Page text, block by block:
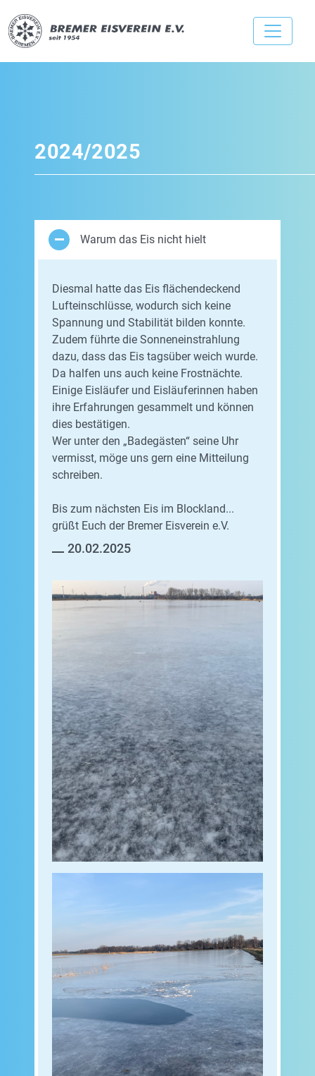
2024/2025
Warum das Eis nicht hielt
Diesmal hatte das Eis flächendeckend
Lufteinschlüsse, wodurch sich keine
Spannung und Stabilität bilden konnte.
Zudem führte die Sonneneinstrahlung
dazu, dass das Eis tagsüber weich wurde.
Da halfen uns auch keine Frostnächte.
Einige Eisläufer und Eisläuferinnen haben
ihre Erfahrungen gesammelt und können
dies bestätigen.
Wer unter den „Badegästen“ seine Uhr
vermisst, möge uns gern eine Mitteilung
schreiben.
Bis zum nächsten Eis im Blockland...
grüßt Euch der Bremer Eisverein e.V.
20.02.2025